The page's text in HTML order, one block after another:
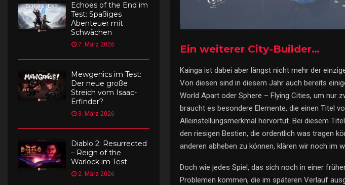
Ein weiterer City-Builder…
Kainga ist dabei aber längst nicht mehr der
Von diesen sind in diesem Jahr auch bereits
World Apart oder Sphere – Flying Cities, um nur
braucht es besondere Elemente, die einen Titel
Alleinstellungsmerkmal hervortut. Bei diesem
den riesigen Bestien, die ordentlich was tragen
anderen abheben zu können, klären wir noch im
Doch wie jedes Spiel, das sich noch in einer
Problemen kommen, die im späteren Verlauf
Echoes of the End im
Test: Spaßiges
Abenteuer mit
Schwächen
7. März 2026
Mewgenics im Test:
Der neue große
Streich vom Isaac-
Erfinder?
3. März 2026
Diablo 2: Resurrected
– Reign of the
Warlock im Test
2. März 2026